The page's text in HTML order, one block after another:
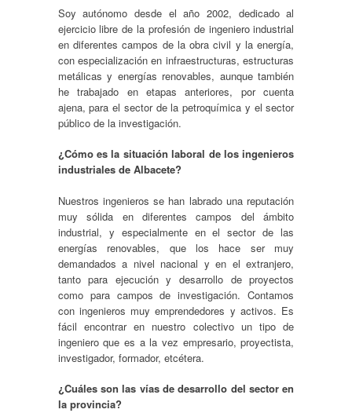
Soy autónomo desde el año 2002, dedicado al
ejercicio libre de la profesión de ingeniero industrial
en diferentes campos de la obra civil y la energía,
con especialización en infraestructuras, estructuras
metálicas y energías renovables, aunque también
he trabajado en etapas anteriores, por cuenta
ajena, para el sector de la petroquímica y el sector
público de la investigación.
¿Cómo es la situación laboral de los ingenieros
industriales de Albacete?
Nuestros ingenieros se han labrado una reputación
muy sólida en diferentes campos del ámbito
industrial, y especialmente en el sector de las
energías renovables, que los hace ser muy
demandados a nivel nacional y en el extranjero,
tanto para ejecución y desarrollo de proyectos
como para campos de investigación. Contamos
con ingenieros muy emprendedores y activos. Es
fácil encontrar en nuestro colectivo un tipo de
ingeniero que es a la vez empresario, proyectista,
investigador, formador, etcétera.
¿Cuáles son las vías de desarrollo del sector en
la provincia?